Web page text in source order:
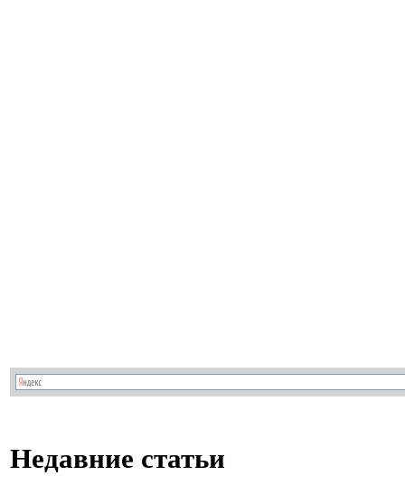
Недавние статьи